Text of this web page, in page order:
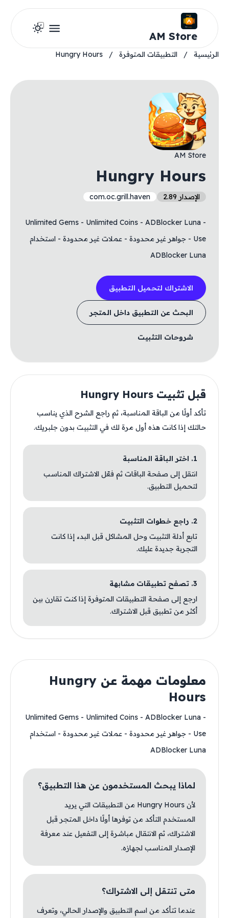
AM Store
الرئيسية / التطبيقات المتوفرة /
Hungry Hours
AM Store
Hungry Hours
الإصدار 2.89 com.oc.grill.haven
- Unlimited Gems - Unlimited Coins - ​​​​​​​ADBlocker Luna
Use - جواهر غير محدودة - عملات غير محدودة - ​​​​​​​استخدام
ADBlocker Luna
الاشتراك لتحميل التطبيق
البحث عن التطبيق داخل المتجر
شروحات التثبيت
قبل تثبيت Hungry Hours
تأكد أولًا من الباقة المناسبة، ثم راجع الشرح الذي يناسب
حالتك إذا كانت هذه أول مرة لك في التثبيت بدون جلبريك.
1. اختر الباقة المناسبة
انتقل إلى صفحة الباقات ثم فعّل الاشتراك المناسب
لتحميل التطبيق.
2. راجع خطوات التثبيت
تابع أدلة التثبيت وحل المشاكل قبل البدء إذا كانت
التجربة جديدة عليك.
3. تصفح تطبيقات مشابهة
ارجع إلى صفحة التطبيقات المتوفرة إذا كنت تقارن بين
أكثر من تطبيق قبل الاشتراك.
معلومات مهمة عن Hungry
Hours
- Unlimited Gems - Unlimited Coins - ​​​​​​​ADBlocker Luna
Use - جواهر غير محدودة - عملات غير محدودة - ​​​​​​​استخدام
ADBlocker Luna
لماذا يبحث المستخدمون عن هذا التطبيق؟
لأن Hungry Hours من التطبيقات التي يريد
المستخدم التأكد من توفرها أولًا داخل المتجر قبل
الاشتراك، ثم الانتقال مباشرة إلى التفعيل عند معرفة
الإصدار المناسب لجهازه.
متى تنتقل إلى الاشتراك؟
عندما تتأكد من اسم التطبيق والإصدار الحالي، وتعرف